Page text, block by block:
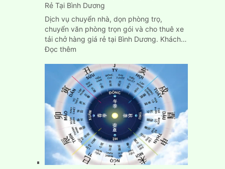
Rẻ Tại Bình Dương
Dịch vụ chuyển nhà, dọn phòng trọ,
chuyển văn phòng trọn gói và cho thuê xe
tải chở hàng giá rẻ tại Bình Dương. Khách…
Đọc thêm:
Vụ
Chuyển
Nhà,
Dọn
Trọ
Trọn
Gói
Giá
Rẻ
Tại